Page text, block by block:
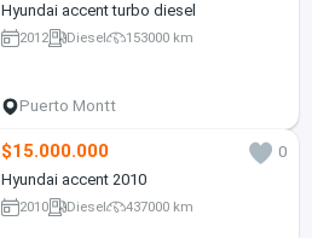
Hyundai accent turbo diesel
2012 Diesel 153000 km
Puerto Montt
$15.000.000
0
Hyundai accent 2010
2010 Diesel 437000 km